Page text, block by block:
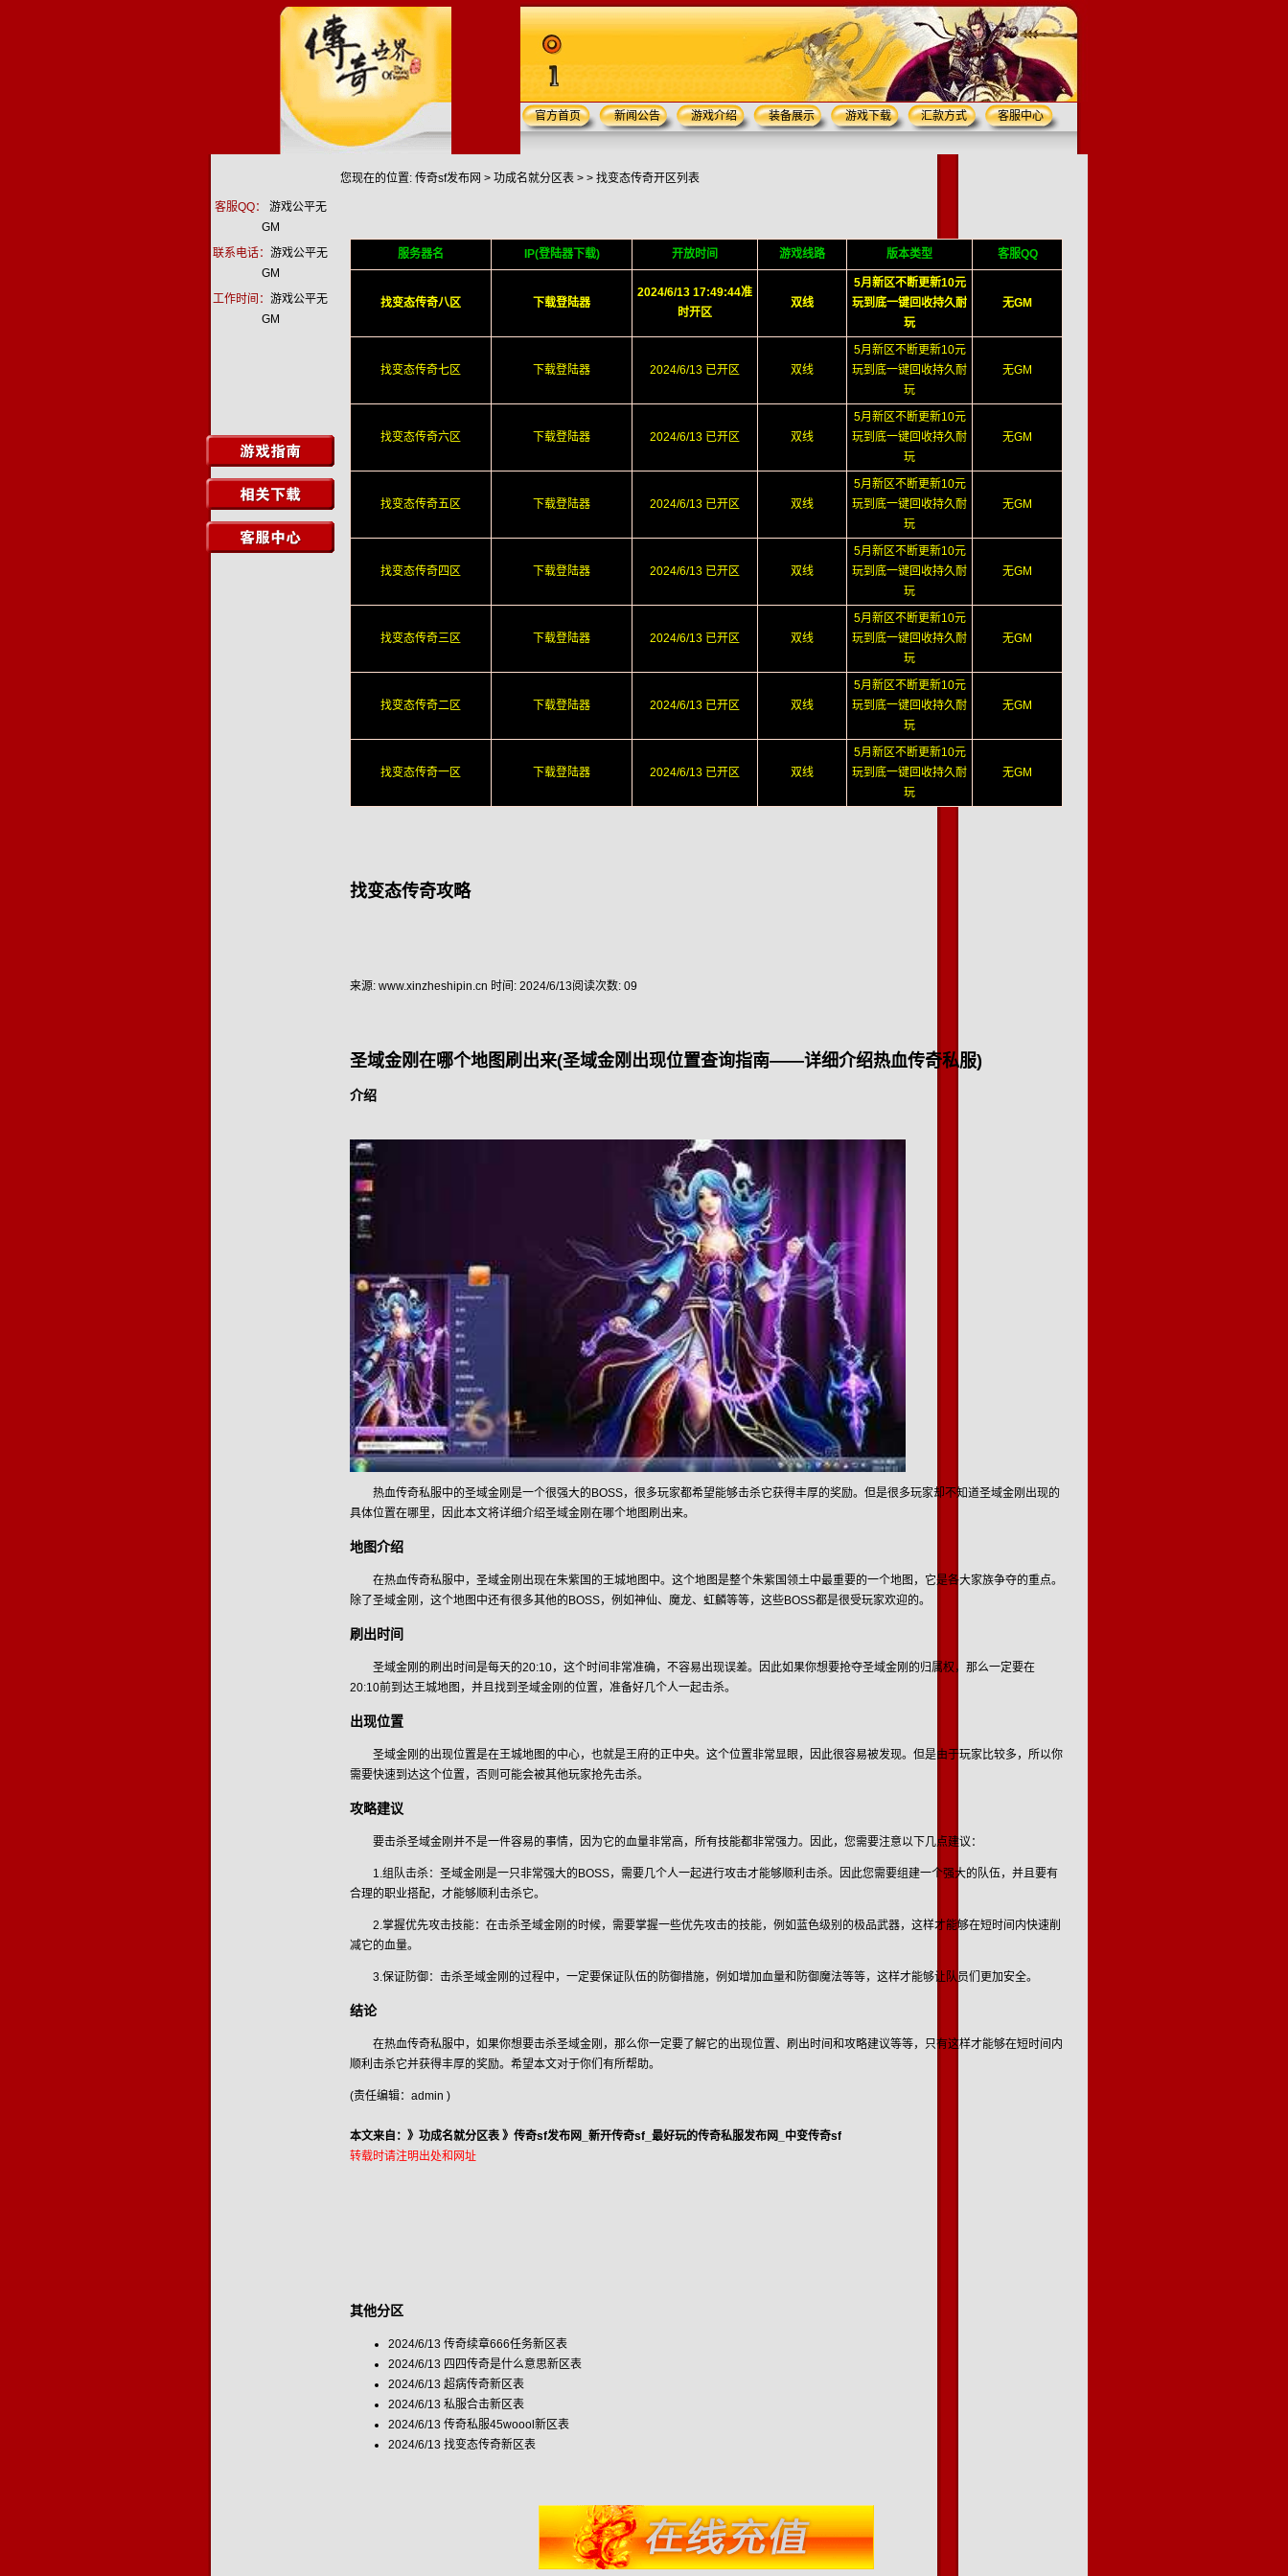
官方首页 新闻公告 游戏介绍 装备展示 游戏下载 汇款方式 客服中心
客服QQ：
游戏公平无
GM
联系电话： 游戏公平无
GM
工作时间： 游戏公平无
GM
您现在的位置: 传奇sf发布网 > 功成名就分区表 > > 找变态传奇开区列表
服务器名 IP(登陆器下载) 开放时间 游戏线路 版本类型 客服QQ
找变态传奇八区 下载登陆器
2024/6/13 17:49:44准
时开区
双线
5月新区不断更新10元
玩到底一键回收持久耐
玩
无GM
找变态传奇七区 下载登陆器 2024/6/13 已开区 双线
5月新区不断更新10元
玩到底一键回收持久耐
玩
无GM
找变态传奇六区 下载登陆器 2024/6/13 已开区 双线
5月新区不断更新10元
玩到底一键回收持久耐
玩
无GM
找变态传奇五区 下载登陆器 2024/6/13 已开区 双线
5月新区不断更新10元
玩到底一键回收持久耐
玩
无GM
找变态传奇四区 下载登陆器 2024/6/13 已开区 双线
5月新区不断更新10元
玩到底一键回收持久耐
玩
无GM
找变态传奇三区 下载登陆器 2024/6/13 已开区 双线
5月新区不断更新10元
玩到底一键回收持久耐
玩
无GM
找变态传奇二区 下载登陆器 2024/6/13 已开区 双线
5月新区不断更新10元
玩到底一键回收持久耐
玩
无GM
找变态传奇一区 下载登陆器 2024/6/13 已开区 双线
5月新区不断更新10元
玩到底一键回收持久耐
玩
无GM
找变态传奇攻略
来源: www.xinzheshipin.cn 时间: 2024/6/13阅读次数: 09
圣域金刚在哪个地图刷出来(圣域金刚出现位置查询指南——详细介绍热血传奇私服)
介绍
热血传奇私服中的圣域金刚是一个很强大的BOSS，很多玩家都希望能够击杀它获得丰厚的奖励。但是很多玩家却不知道圣域金刚出现的
具体位置在哪里，因此本文将详细介绍圣域金刚在哪个地图刷出来。
地图介绍
在热血传奇私服中，圣域金刚出现在朱紫国的王城地图中。这个地图是整个朱紫国领土中最重要的一个地图，它是各大家族争夺的重点。
除了圣域金刚，这个地图中还有很多其他的BOSS，例如神仙、魔龙、虹麟等等，这些BOSS都是很受玩家欢迎的。
刷出时间
圣域金刚的刷出时间是每天的20:10，这个时间非常准确，不容易出现误差。因此如果你想要抢夺圣域金刚的归属权，那么一定要在
20:10前到达王城地图，并且找到圣域金刚的位置，准备好几个人一起击杀。
出现位置
圣域金刚的出现位置是在王城地图的中心，也就是王府的正中央。这个位置非常显眼，因此很容易被发现。但是由于玩家比较多，所以你
需要快速到达这个位置，否则可能会被其他玩家抢先击杀。
攻略建议
要击杀圣域金刚并不是一件容易的事情，因为它的血量非常高，所有技能都非常强力。因此，您需要注意以下几点建议：
1.组队击杀：圣域金刚是一只非常强大的BOSS，需要几个人一起进行攻击才能够顺利击杀。因此您需要组建一个强大的队伍，并且要有
合理的职业搭配，才能够顺利击杀它。
2.掌握优先攻击技能：在击杀圣域金刚的时候，需要掌握一些优先攻击的技能，例如蓝色级别的极品武器，这样才能够在短时间内快速削
减它的血量。
3.保证防御：击杀圣域金刚的过程中，一定要保证队伍的防御措施，例如增加血量和防御魔法等等，这样才能够让队员们更加安全。
结论
在热血传奇私服中，如果你想要击杀圣域金刚，那么你一定要了解它的出现位置、刷出时间和攻略建议等等，只有这样才能够在短时间内
顺利击杀它并获得丰厚的奖励。希望本文对于你们有所帮助。
(责任编辑：admin )
本文来自：》 功成名就分区表 》 传奇sf发布网_新开传奇sf_最好玩的传奇私服发布网_中变传奇sf
转载时请注明出处和网址
其他分区
2024/6/13 传奇续章666任务新区表
2024/6/13 四四传奇是什么意思新区表
2024/6/13 超病传奇新区表
2024/6/13 私服合击新区表
2024/6/13 传奇私服45woool新区表
2024/6/13 找变态传奇新区表